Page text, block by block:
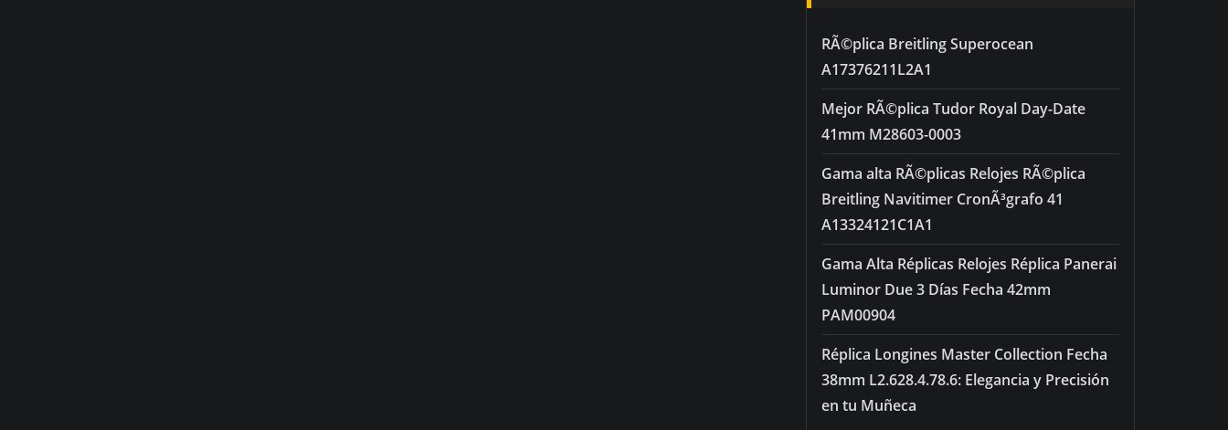
RÃ©plica Breitling Superocean
A17376211L2A1
Mejor RÃ©plica Tudor Royal Day-Date
41mm M28603-0003
Gama alta RÃ©plicas Relojes RÃ©plica
Breitling Navitimer CronÃ³grafo 41
A13324121C1A1
Gama Alta Réplicas Relojes Réplica Panerai
Luminor Due 3 Días Fecha 42mm
PAM00904
Réplica Longines Master Collection Fecha
38mm L2.628.4.78.6: Elegancia y Precisión
en tu Muñeca